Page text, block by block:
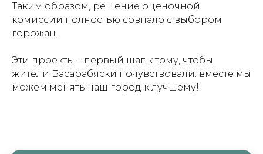
Таким образом, решение оценочной
комиссии полностью совпало с выбором
горожан.
Эти проекты – первый шаг к тому, чтобы
жители Басарабяски почувствовали: вместе мы
можем менять наш город к лучшему!